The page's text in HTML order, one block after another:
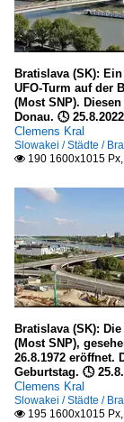
Bratislava (SK):
UFO-Turm auf der
(Most SNP).
Donau. 🕓
Clemens Kral
Slowakei / Städte /
 190 1600x1015
Bratislava (SK):
(Most SNP),
26.8.1972 eröffnet.
Geburtstag. 🕓
Clemens Kral
Slowakei / Städte /
 195 1600x1015